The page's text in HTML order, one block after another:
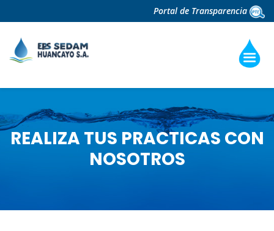
Portal de Transparencia
REALIZA TUS PRACTICAS CON
NOSOTROS